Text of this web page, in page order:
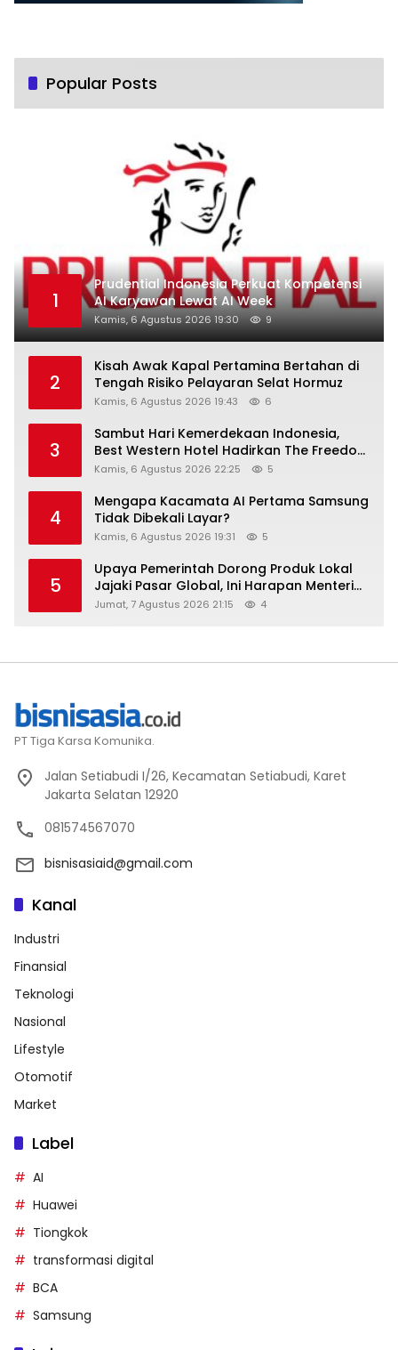
Popular Posts
1
Prudential Indonesia Perkuat Kompetensi
AI Karyawan Lewat AI Week
Kamis, 6 Agustus 2026 19:30 9
2
Kisah Awak Kapal Pertamina Bertahan di
Tengah Risiko Pelayaran Selat Hormuz
Kamis, 6 Agustus 2026 19:43 6
3
Sambut Hari Kemerdekaan Indonesia,
Best Western Hotel Hadirkan The Freedom
Stay Diskon Hingga 45%
Kamis, 6 Agustus 2026 22:25 5
4
Mengapa Kacamata AI Pertama Samsung
Tidak Dibekali Layar?
Kamis, 6 Agustus 2026 19:31 5
5
Upaya Pemerintah Dorong Produk Lokal
Jajaki Pasar Global, Ini Harapan Menteri
Perindustrian RI Lewat ILT dan IGT Expo
Jumat, 7 Agustus 2026 21:15 4
PT Tiga Karsa Komunika.
Jalan Setiabudi I/26, Kecamatan Setiabudi, Karet
Jakarta Selatan 12920
081574567070
bisnisasiaid@gmail.com
Kanal
Industri
Finansial
Teknologi
Nasional
Lifestyle
Otomotif
Market
Label
AI
Huawei
Tiongkok
transformasi digital
BCA
Samsung